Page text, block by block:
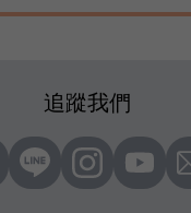
追蹤我們